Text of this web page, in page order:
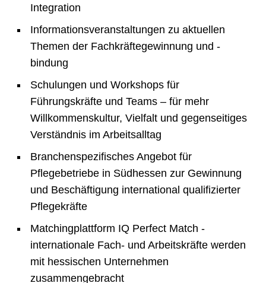
Integration
Informationsveranstaltungen zu aktuellen
Themen der Fachkräftegewinnung und -
bindung
Schulungen und Workshops für
Führungskräfte und Teams – für mehr
Willkommenskultur, Vielfalt und gegenseitiges
Verständnis im Arbeitsalltag
Branchenspezifisches Angebot für
Pflegebetriebe in Südhessen zur Gewinnung
und Beschäftigung international qualifizierter
Pflegekräfte
Matchingplattform IQ Perfect Match -
internationale Fach- und Arbeitskräfte werden
mit hessischen Unternehmen
zusammengebracht